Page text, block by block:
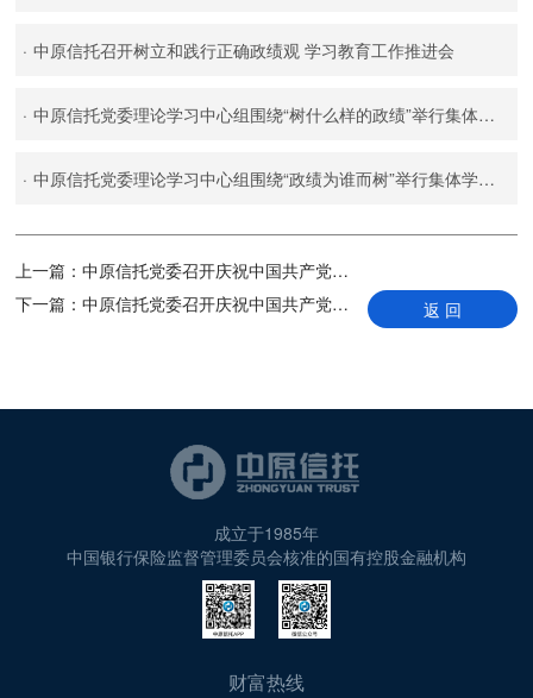
· 中原信托召开树立和践行正确政绩观 学习教育工作推进会
· 中原信托党委理论学习中心组围绕“树什么样的政绩”举行集体学习研讨
· 中原信托党委理论学习中心组围绕“政绩为谁而树”举行集体学习研讨
上一篇：中原信托党委召开庆祝中国共产党成立104 周年暨2024-2025年度表彰大会
下一篇：中原信托党委召开庆祝中国共产党成立104周年暨2024-2025年度表彰大会 返 回
成立于1985年
中国银行保险监督管理委员会核准的国有控股金融机构
财富热线